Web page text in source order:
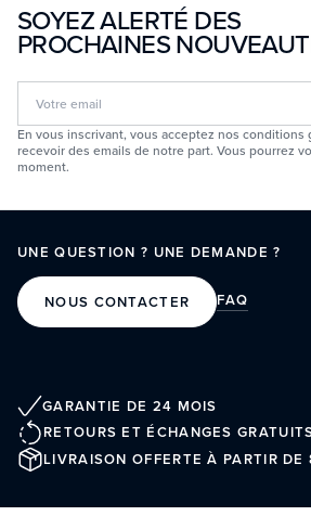
SOYEZ ALERTÉ DES
PROCHAINES
En vous inscrivant, vous acceptez nos
recevoir des emails de notre part. Vous pourrez
moment.
UNE QUESTION ? UNE DEMANDE ?
NOUS CONTACTER FAQ
GARANTIE DE 24 MOIS
RETOURS ET ÉCHANGES
LIVRAISON OFFERTE À PARTIR